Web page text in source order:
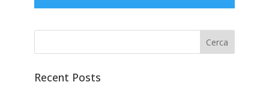
Cerca
Recent Posts